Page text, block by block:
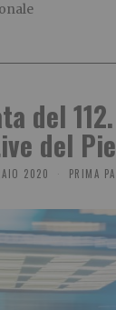
del
del
2020 PRIMA